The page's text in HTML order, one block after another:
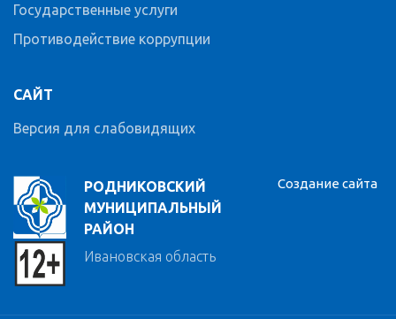
РОДНИКОВСКИЙ
МУНИЦИПАЛЬНЫЙ
РАЙОН
Ивановская область
Государственные услуги
Противодействие коррупции
САЙТ
Версия для слабовидящих
Создание сайта